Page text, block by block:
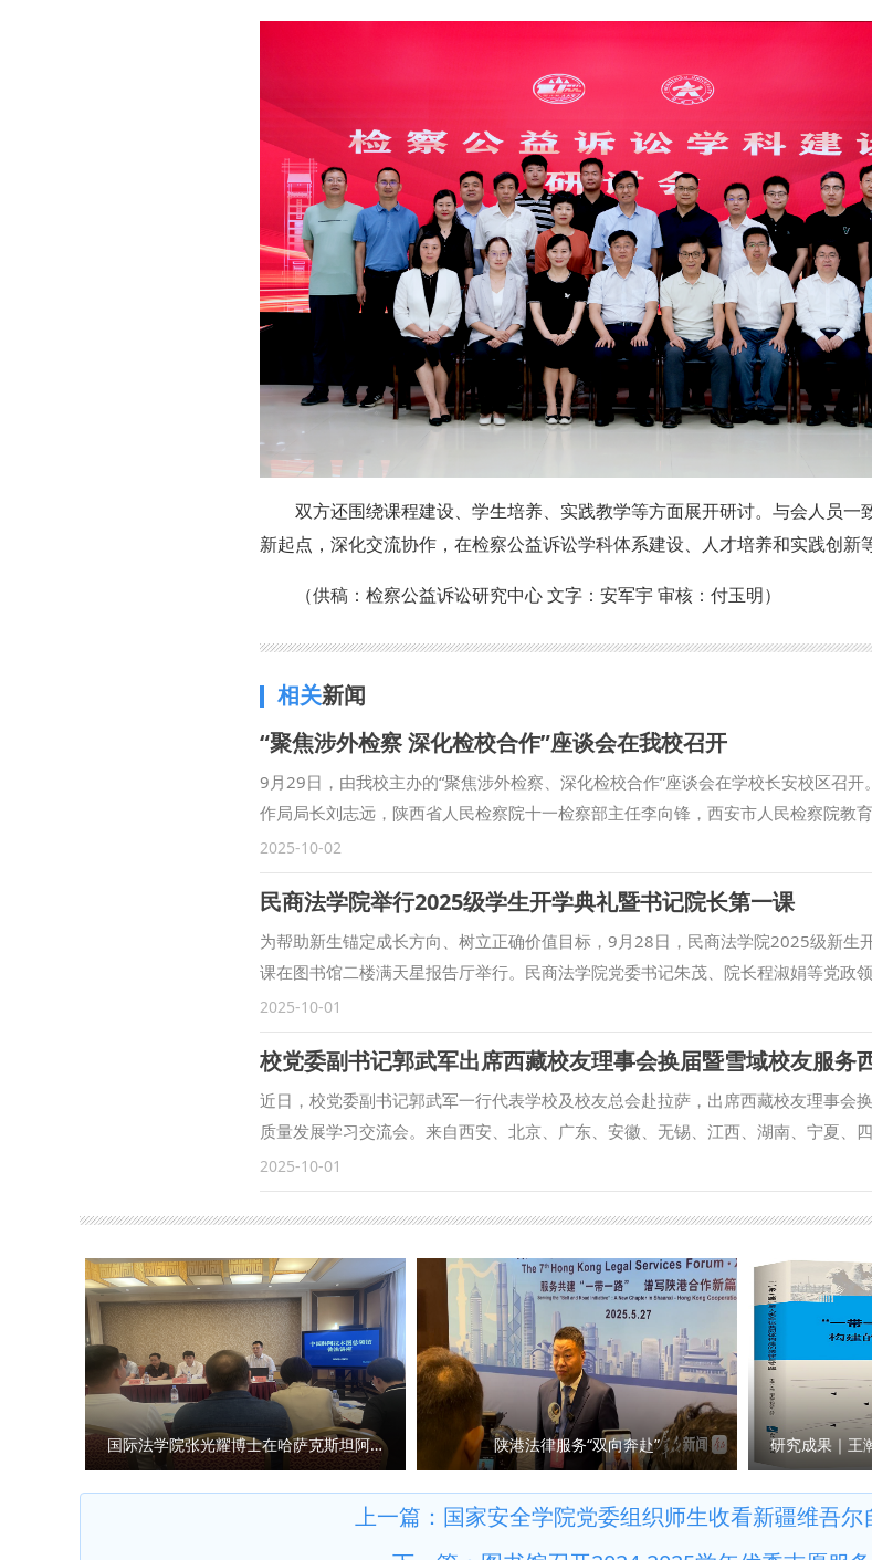
双方还围绕课程建设、学生培养、实践教学等方面展开研讨。与会人员一
新起点，深化交流协作，在检察公益诉讼学科体系建设、人才培养和实践创新
（供稿：检察公益诉讼研究中心 文字：安军宇 审核：付玉明）
相关新闻
“聚焦涉外检察 深化检校合作”座谈会在我校召开
9月29日，由我校主办的“聚焦涉外检察、深化检校合作”座谈会在学校长安校区召
作局局长刘志远，陕西省人民检察院十一检察部主任李向锋，西安市人民检察院教
安市长安区人民检察院副检察长王蕾等出席会议。我校校长范九利出席会议并致辞
范九利表示，涉外检察工作是国家涉外法治工作的重要方面，近年来，学校与各级
展合作领域、合作范围，围绕中国检察学自主知识体系构建、检察课题研究、检校
训等方面开展了卓有成效的合作。在最高人民检察院国际合作局指导下，我校成立
察司法研究中心”各项工作稳步推进，已在区域国别检察研究、国际刑事司法协助、
方面取得一定成果。下一步，将高质量推进涉外检察工作，依托中心进一步整合全
与检察实务专家的交流互动，建立常态化研究协作机制，围绕涉外检察基础性理论
共同打造服务国家战略的涉外检察智库。 刘志远表示，最高人民检察院对涉外检察
大学始终心怀“国之大者”，在涉外法治领域取得了突出的成绩。涉外刑事法治与国
合完成中国—东盟检察总长网站建设，编译东盟国家《刑法典》《刑事诉讼法典》等
外检察人才培养工作搭建平台。 刘志远与我校刑事法学院院长冯卫国共同签署科研
的“全球法律数据库”正式进入试运行阶段。 学校发展规划与学科建设处、教务处、科
处、经济学院、刑事法学院、民商法学院、经济法学院（知识产权学院）、国际法
家安全学院（反恐怖主义法学院）、公安学院（公共安全法学院）、外国语学院、图
国别检察司法研究中心、中亚法律查明中心、涉外法治研究中心、非洲研究院、北大
主要负责人和学生共计140余人参加会议。 （供稿：刑事法学院 撰稿：高晓伟 审核
2025-10-02
民商法学院举行2025级学生开学典礼暨书记院长第一课
为帮助新生锚定成长方向、树立正确价值目标，9月28日，民商法学院2025级新生
课在图书馆二楼满天星报告厅举行。民商法学院党委书记朱茂、院长程淑娟等党政
2025级全体本科生、二学位学生参加活动，活动由学院副院长凤建军主持。 在庄严
礼正式拉开了序幕。 朱茂为2025级全体新生讲授了“书记第一课”。他表示，学校红
明，建校以来为国家和社会培养了大量人才。同时，他还对同学们提出三点希望：
铸魂立心，在延安精神滋养中，忠诚于对马克思主义的信仰和对法治中国的坚守；
兼修立身，既要钻进法典条文穷究其理，又要躬身实践体悟“奉法图强”的重量；三是
行立业，通过社会实践、专业见习、实习等各项校内外活动锤炼本领，投身基层社
以校史为鉴、以使命为帆，让青春在法治中国建设的实践中绽放光彩，成长为堪当
程淑娟为2025级全体新生讲授了“院长第一课”。她对2025级新生的到来表示热烈欢
命，将个人发展与时代进程紧密联系，为建设法治中国贡献力量；二是以专业学习
养，优先夯实专业基础，在学习之余锻炼综合能力；三是塑造完善人格，争做全面
应对问题，在实践中增长才干，她希望同学们保持对生活的热爱与对法律信念的坚守
求索、勇攀高峰的精神，在民商法学院筑就青春梦想。 学院教学秘书章思悦为新生
与教学管理制度等内容。在校生代表2023级本科生王思涵和新生代表2025级本科
2025级新生开学典礼暨院长书记第一课的举办，为2025级新同学点亮了大学征程
第一课为序章，筑牢信仰之基，锤炼过硬本领，在民商法学院扬起理想风帆，全力
量的青春答卷。 （供稿：民商法学院 撰稿：张智超 审核：朱茂）
2025-10-01
近日，校党委副书记郭武军一行代表学校及校友总会赴拉萨，出席西藏校友理事会
质量发展学习交流会。来自西安、北京、广东、安徽、无锡、江西、湖南、宁夏、
浙江、法律硕士教育学院等地方及院系校友会的代表、友好商会代表，以及40余位
换届大会的顺利召开及新当选的理事会成员表示祝贺。他充分肯定西藏校友会过往
持学校事业发展的雪域校友致以衷心感谢。他介绍了学校近年来的发展成就，同时
点希望：一是持续加强组织建设，创新活动形式、增强校友凝聚力，为广大校友发展
二是坚守传承母校优良传统，大力弘扬“老延大”精神，在服务西藏长治久安与高质
三是积极发挥桥梁纽带作用，汇聚多方资源、拓展合作领域，助力校友、母校与区
内合作与校友工作处处长、校友总会秘书长刘霖杰宣读《关于西北政法大学西藏校友
复》，并代表学校向西藏校友会赠送由姚喜平教授专门创作的书法作品。 西藏校友
欢迎辞。西安校友会会长孙学龙、广东校友会名誉会长石安琴、云南校友会代表周
海、辽宁、广州、深圳、泉州等地校友会专门发来贺电或赠送特色文创产品，表达对
贺。 会上，国家安全学院（反恐怖主义法学院）党委书记李政敏、刑事法学院教授
家安全法治人才培养》《认罪认罚从宽制度的理论与实践》为题，为与会校友作精
武军一行还专程前往西藏法鉴律师事务所开展“访企拓岗”专项活动，与律所围绕律
2025-10-01
国际法学院张光耀博士在哈萨克斯坦阿拉木图开展科研与社会服务活动 陕港法律服务“双向奔赴”
上一篇： 国家安全学院党委组织师生收看新疆维吾